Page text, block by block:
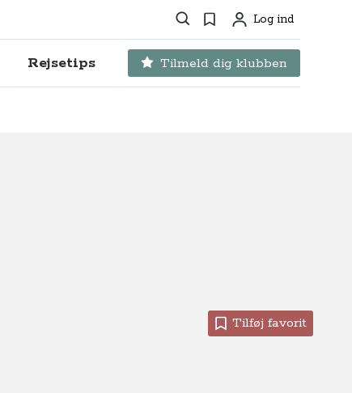
Søg Favoritter
ProfilLog ind
Rejsetips Tilmeld dig klubben
Tilføj favorit